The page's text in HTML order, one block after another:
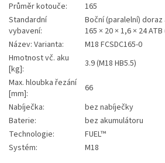
Průměr kotouče:
165
Standardní
vybavení:
Boční (paralelní) doraz
165 × 20 × 1,6 × 24
Název: Varianta:
M18 FCSDC165-0
Hmotnost vč. aku
[kg]:
3.9 (M18 HB5.5)
Max. hloubka řezání
[mm]:
66
Nabíječka:
bez nabíječky
Baterie:
bez akumulátoru
Technologie:
FUEL™
Systém:
M18